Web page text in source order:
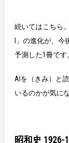
続いてはこちら
I」の進化が、今
予測した1冊です
AIを（きみ）と
いるのかが気に
昭和史 1926-